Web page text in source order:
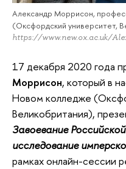
Александр Моррисон,
(Оксфордский университет,
https://www.new.ox.ac.uk/
17 декабря 2020 года
Моррисон, который в
Новом колледже
Великобритания),
Завоевание
исследование
рамках онлайн-сессии